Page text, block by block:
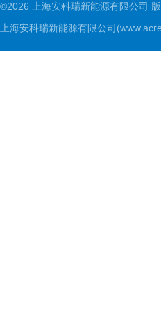
©2026 上海安科瑞新能源有限公司
上海安科瑞新能源有限公司